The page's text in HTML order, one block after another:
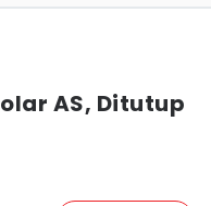
AS, Ditutup